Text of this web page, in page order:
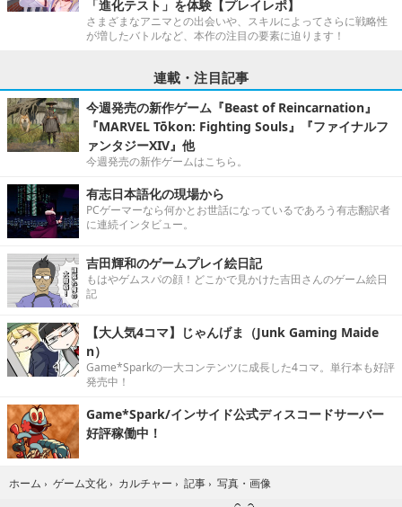
「進化テスト」を体験【プレイレポ】
さまざまなアニマとの出会いや、スキルによってさらに戦略性
が増したバトルなど、本作の注目の要素に迫ります！
連載・注目記事
今週発売の新作ゲーム『Beast of Reincarnation』
『MARVEL Tōkon: Fighting Souls』『ファイナルフ
ァンタジーXIV』他
今週発売の新作ゲームはこちら。
有志日本語化の現場から
PCゲーマーなら何かとお世話になっているであろう有志翻訳者
に連続インタビュー。
吉田輝和のゲームプレイ絵日記
もはやゲムスパの顔！どこかで見かけた吉田さんのゲーム絵日
記
【大人気4コマ】じゃんげま（Junk Gaming Maide
n）
Game*Sparkの一大コンテンツに成長した4コマ。単行本も好評
発売中！
Game*Spark/インサイド公式ディスコードサーバー
好評稼働中！
ホーム › ゲーム文化 › カルチャー › 記事 › 写真・画像